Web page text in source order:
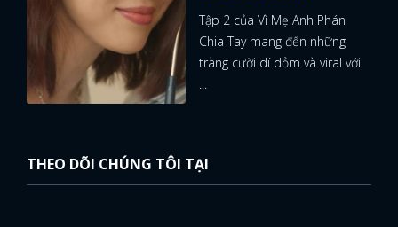
Tập 2 của Vì Mẹ Anh Phán
Chia Tay mang đến những
tràng cười dí dỏm và viral với
...
THEO DÕI CHÚNG TÔI TẠI